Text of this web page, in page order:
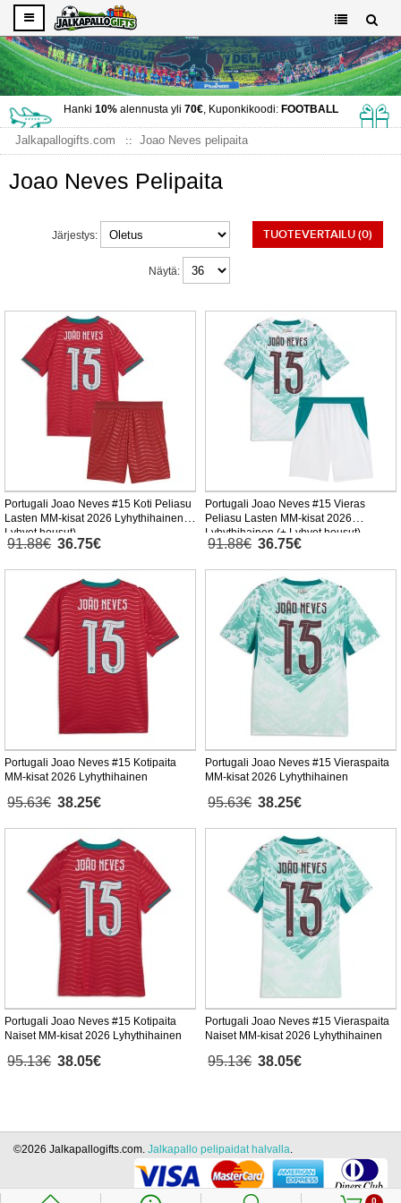
Hanki 10%alennusta yli 70€, Kuponkikoodi: FOOTBALL
Jalkapallogifts.com Joao Neves pelipaita
Joao Neves Pelipaita
TUOTEVERTAILU (0)
Järjestys:
Näytä:
Portugali Joao Neves #15 Koti Peliasu
Lasten MM-kisat 2026 Lyhythihainen (+
Lyhyet housut)
91.88€ 36.75€
Portugali Joao Neves #15 Vieras
Peliasu Lasten MM-kisat 2026
Lyhythihainen (+ Lyhyet housut)
91.88€ 36.75€
Portugali Joao Neves #15 Kotipaita
MM-kisat 2026 Lyhythihainen
95.63€ 38.25€
Portugali Joao Neves #15 Vieraspaita
MM-kisat 2026 Lyhythihainen
95.63€ 38.25€
Portugali Joao Neves #15 Kotipaita
Naiset MM-kisat 2026 Lyhythihainen
95.13€ 38.05€
Portugali Joao Neves #15 Vieraspaita
Naiset MM-kisat 2026 Lyhythihainen
95.13€ 38.05€
0
©2026 Jalkapallogifts.com. Jalkapallo pelipaidat halvalla.